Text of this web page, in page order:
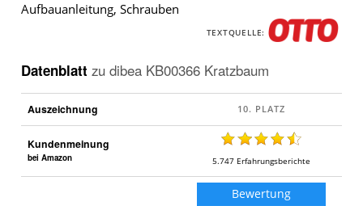
Aufbauanleitung, Schrauben
TEXTQUELLE:
Datenblatt zu dibea KB00366 Kratzbaum
Auszeichnung
Kundenmeinung
bei Amazon 5.747 Erfahrungsberichte
Bewertung